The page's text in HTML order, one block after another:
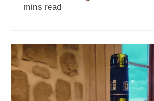
mins read